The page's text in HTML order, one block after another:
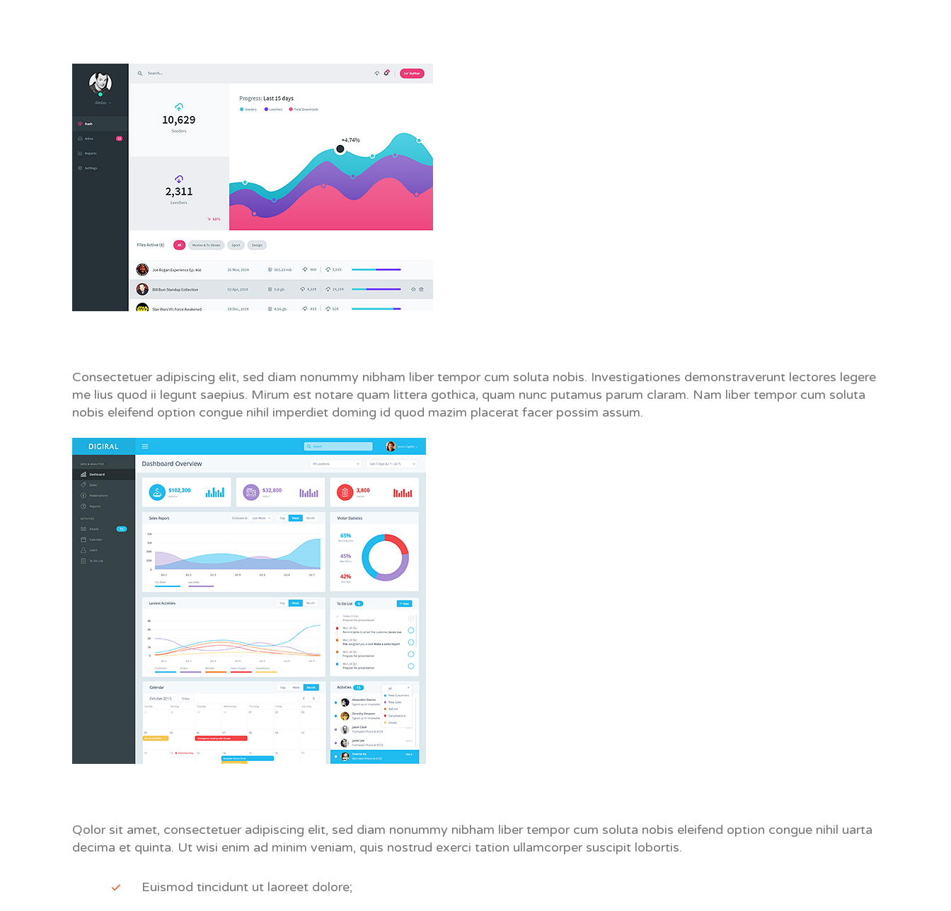
Consectetuer adipiscing elit, sed diam nonummy nibham liber tempor cum soluta nobis. Investigationes demonstraverunt lectores legere
me lius quod ii legunt saepius. Mirum est notare quam littera gothica, quam nunc putamus parum claram. Nam liber tempor cum soluta
nobis eleifend option congue nihil imperdiet doming id quod mazim placerat facer possim assum.
Qolor sit amet, consectetuer adipiscing elit, sed diam nonummy nibham liber tempor cum soluta nobis eleifend option congue nihil uarta
decima et quinta. Ut wisi enim ad minim veniam, quis nostrud exerci tation ullamcorper suscipit lobortis.
Euismod tincidunt ut laoreet dolore;